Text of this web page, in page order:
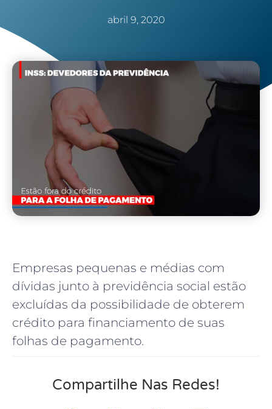
abril 9, 2020
Empresas pequenas e médias com
dívidas junto à previdência social estão
excluídas da possibilidade de obterem
crédito para financiamento de suas
folhas de pagamento.
Compartilhe Nas Redes!